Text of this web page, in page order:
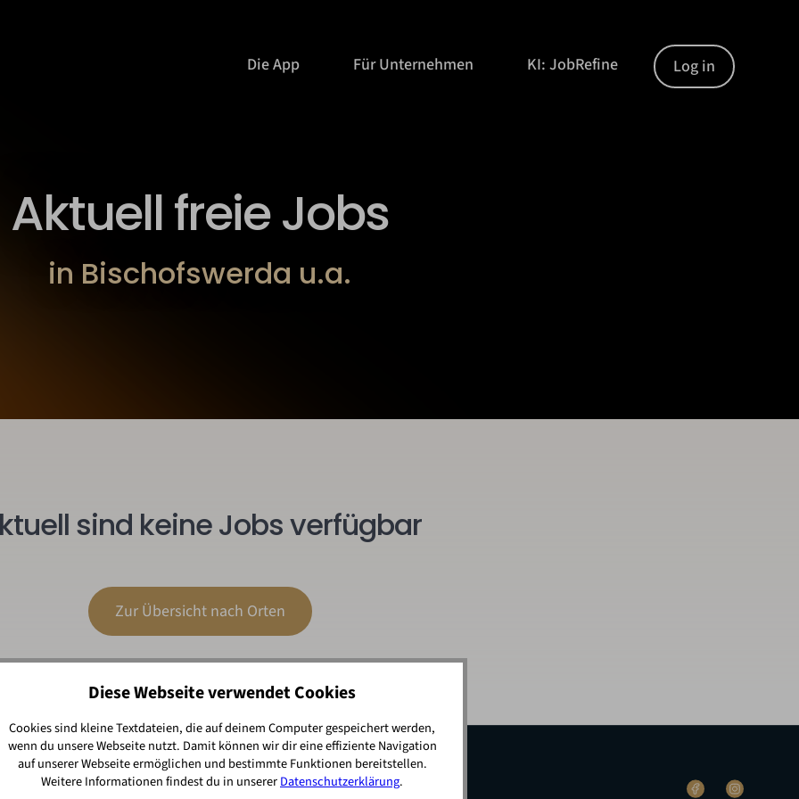
Die App Für Unternehmen KI: JobRefine Log in
Aktuell freie Jobs
in Bischofswerda u.a.
sind keine Jobs verfügbar
Zur Übersicht nach Orten
Diese Webseite verwendet Cookies
Cookies sind kleine Textdateien, die auf deinem Computer gespeichert werden,
wenn du unsere Webseite nutzt. Damit können wir dir eine effiziente Navigation
auf unserer Webseite ermöglichen und bestimmte Funktionen bereitstellen.
Weitere Informationen findest du in unsererDatenschutzerklärung.